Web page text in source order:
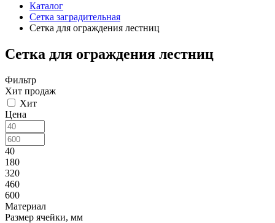
Каталог
Сетка заградительная
Сетка для ограждения лестниц
Сетка для ограждения лестниц
Фильтр
Хит продаж
Хит
Цена
40
180
320
460
600
Материал
Размер ячейки, мм